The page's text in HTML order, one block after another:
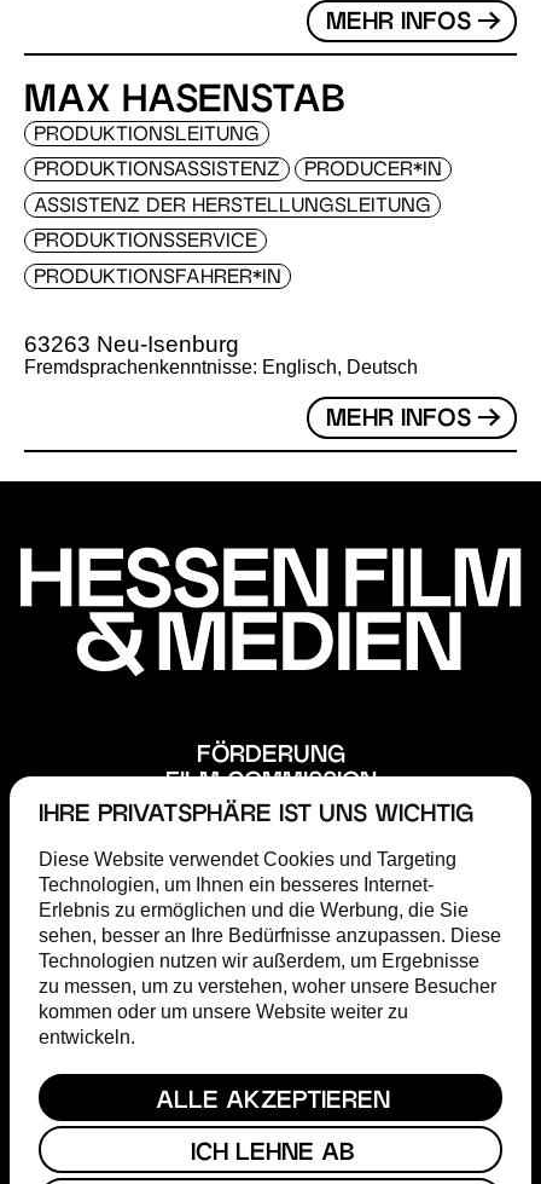
IHRE PRIVATSPHÄRE IST UNS WICHTIG
Diese Website verwendet Cookies und Targeting
Technologien, um Ihnen ein besseres Internet-
Erlebnis zu ermöglichen und die Werbung, die Sie
sehen, besser an Ihre Bedürfnisse anzupassen. Diese
Technologien nutzen wir außerdem, um Ergebnisse
zu messen, um zu verstehen, woher unsere Besucher
kommen oder um unsere Website weiter zu
entwickeln.
ALLE AKZEPTIEREN
ICH LEHNE AB
MEHR INFOS
MAX HASENSTAB
PRODUKTIONSLEITUNG
PRODUKTIONSASSISTENZ
PRODUCER*IN
ASSISTENZ DER HERSTELLUNGSLEITUNG
PRODUKTIONSSERVICE
PRODUKTIONSFAHRER*IN
63263 Neu-Isenburg
Fremdsprachenkenntnisse: Englisch, Deutsch
MEHR INFOS
FÖRDERUNG
FILM COMMISSION
ABOUT
MAGAZIN
TERMINE
PRESSE
HESSISCHER FILM- & KINOPREIS
FACEBOOK
KONTAKT
IMPRESSUM
DATENSCHUTZ